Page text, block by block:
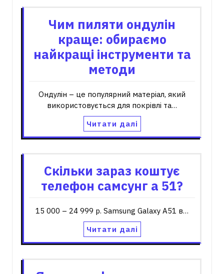
Чим пиляти ондулін
краще: обираємо
найкращі інструменти та
методи
Ондулін – це популярний матеріал, який
використовується для покрівлі та…
Читати далі
Скільки зараз коштує
телефон самсунг а 51?
15 000 – 24 999 р. Samsung Galaxy A51 в…
Читати далі